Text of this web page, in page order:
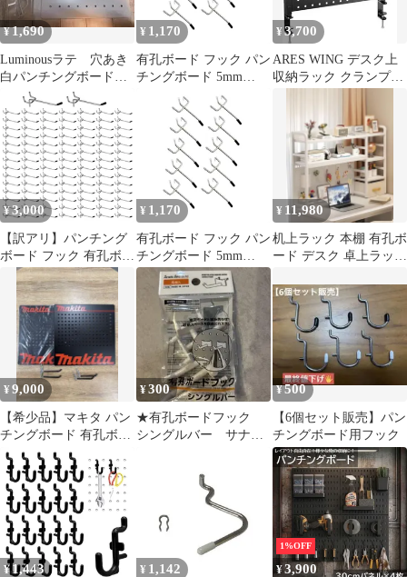
¥1,690
Luminousラテ 穴あき
白パンチングボードの
み EHL2WD-80の付属
品
¥ 1,170
有孔ボード フック パン
チングボード 5mm
25mmピッチ ペグボー
ド 穴あきボード 金具
(5㎝) [5㎝]
¥3,700
ARES WING デスク上
収納ラック クランプ式
¥3,000
【訳アリ】パンチング
ボード フック 有孔ボー
ド 長さ約7cm 穴ピッチ
25mm 100個セット
¥ 1,170
有孔ボード フック パン
チングボード 5mm
25mmピッチ ペグボー
ド 穴あきボード 金具
(5㎝) [5㎝]
¥ 11,980
机上ラック 本棚 有孔ボ
ード デスク 卓上ラック
95cm
¥9,000
【希少品】マキタ パン
チングボード 有孔ボー
ド 非売品フック付き2
枚セット①
¥300
★有孔ボードフック
シングルバー サナダ
¥500
【6個セット販売】パン
チングボード用フック
¥ 1,443 ¥ 1,142
1%OFF
¥3,900